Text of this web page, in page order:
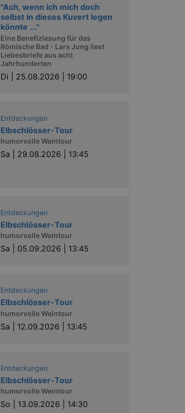
"Ach, wenn ich mich doch
selbst in dieses Kuvert legen
könnte ..."
Eine Benefizlesung für das
Römische Bad - Lars Jung liest
Liebesbriefe aus acht
Jahrhunderten
Di | 25.08.2026 | 19:00
Entdeckungen
Elbschlösser-Tour
humorvolle Weintour
Sa | 29.08.2026 | 13:45
Entdeckungen
Elbschlösser-Tour
humorvolle Weintour
Sa | 05.09.2026 | 13:45
Entdeckungen
Elbschlösser-Tour
humorvolle Weintour
Sa | 12.09.2026 | 13:45
Entdeckungen
Elbschlösser-Tour
humorvolle Weintour
So | 13.09.2026 | 14:30